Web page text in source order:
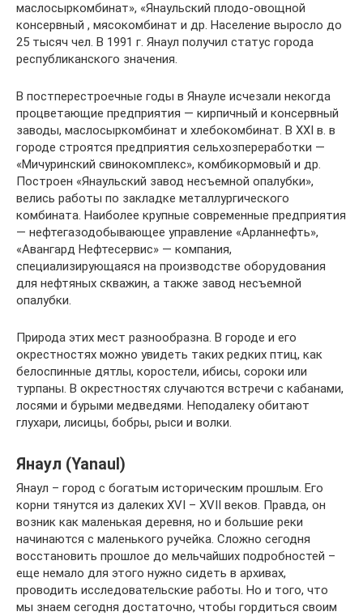
маслосыркомбинат», «Янаульский плодо-овощной
консервный , мясокомбинат и др. Население выросло до
25 тысяч чел. В 1991 г. Янаул получил статус города
республиканского значения.
В постперестроечные годы в Янауле исчезали некогда
процветающие предприятия — кирпичный и консервный
заводы, маслосыркомбинат и хлебокомбинат. В XXI в. в
городе строятся предприятия сельхозпереработки —
«Мичуринский свинокомплекс», комбикормовый и др.
Построен «Янаульский завод несъемной опалубки»,
велись работы по закладке металлургического
комбината. Наиболее крупные современные предприятия
— нефтегазодобывающее управление «Арланнефть»,
«Авангард Нефтесервис» — компания,
специализирующаяся на производстве оборудования
для нефтяных скважин, а также завод несъемной
опалубки.
Природа этих мест разнообразна. В городе и его
окрестностях можно увидеть таких редких птиц, как
белоспинные дятлы, коростели, ибисы, сороки или
турпаны. В окрестностях случаются встречи с кабанами,
лосями и бурыми медведями. Неподалеку обитают
глухари, лисицы, бобры, рыси и волки.
Янаул (Yanaul)
Янаул – город с богатым историческим прошлым. Его
корни тянутся из далеких XVI – XVII веков. Правда, он
возник как маленькая деревня, но и большие реки
начинаются с маленького ручейка. Сложно сегодня
восстановить прошлое до мельчайших подробностей –
еще немало для этого нужно сидеть в архивах,
проводить исследовательские работы. Но и того, что
мы знаем сегодня достаточно, чтобы гордиться своим